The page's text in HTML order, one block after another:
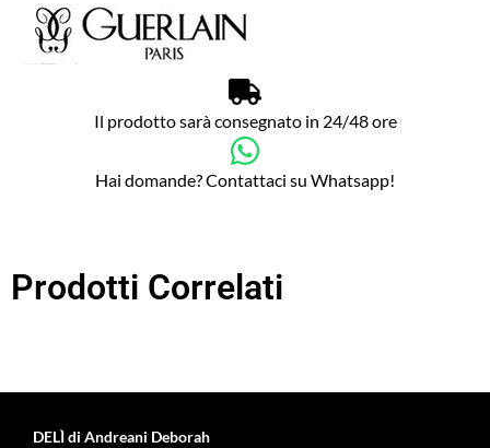
Il prodotto sarà consegnato in 24/48 ore
Hai domande? Contattaci su Whatsapp!
Prodotti Correlati
DELÌ di Andreani Deborah